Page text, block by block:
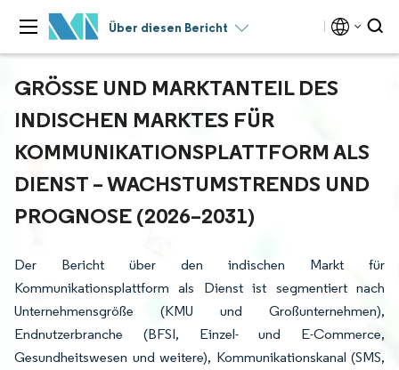
Über diesen Bericht
GRÖSSE UND MARKTANTEIL DES I
NDISCHEN MARKTES FÜR K
OMMUNIKATIONSPLATTFORM ALS D
IENST – WACHSTUMSTRENDS UND P
ROGNOSE (2026–2031)
Der Bericht über den indischen Markt für
Kommunikationsplattform als Dienst ist segmentiert nach
Unternehmensgröße (KMU und Großunternehmen),
Endnutzerbranche (BFSI, Einzel- und E-Commerce,
Gesundheitswesen und weitere), Kommunikationskanal (SMS,